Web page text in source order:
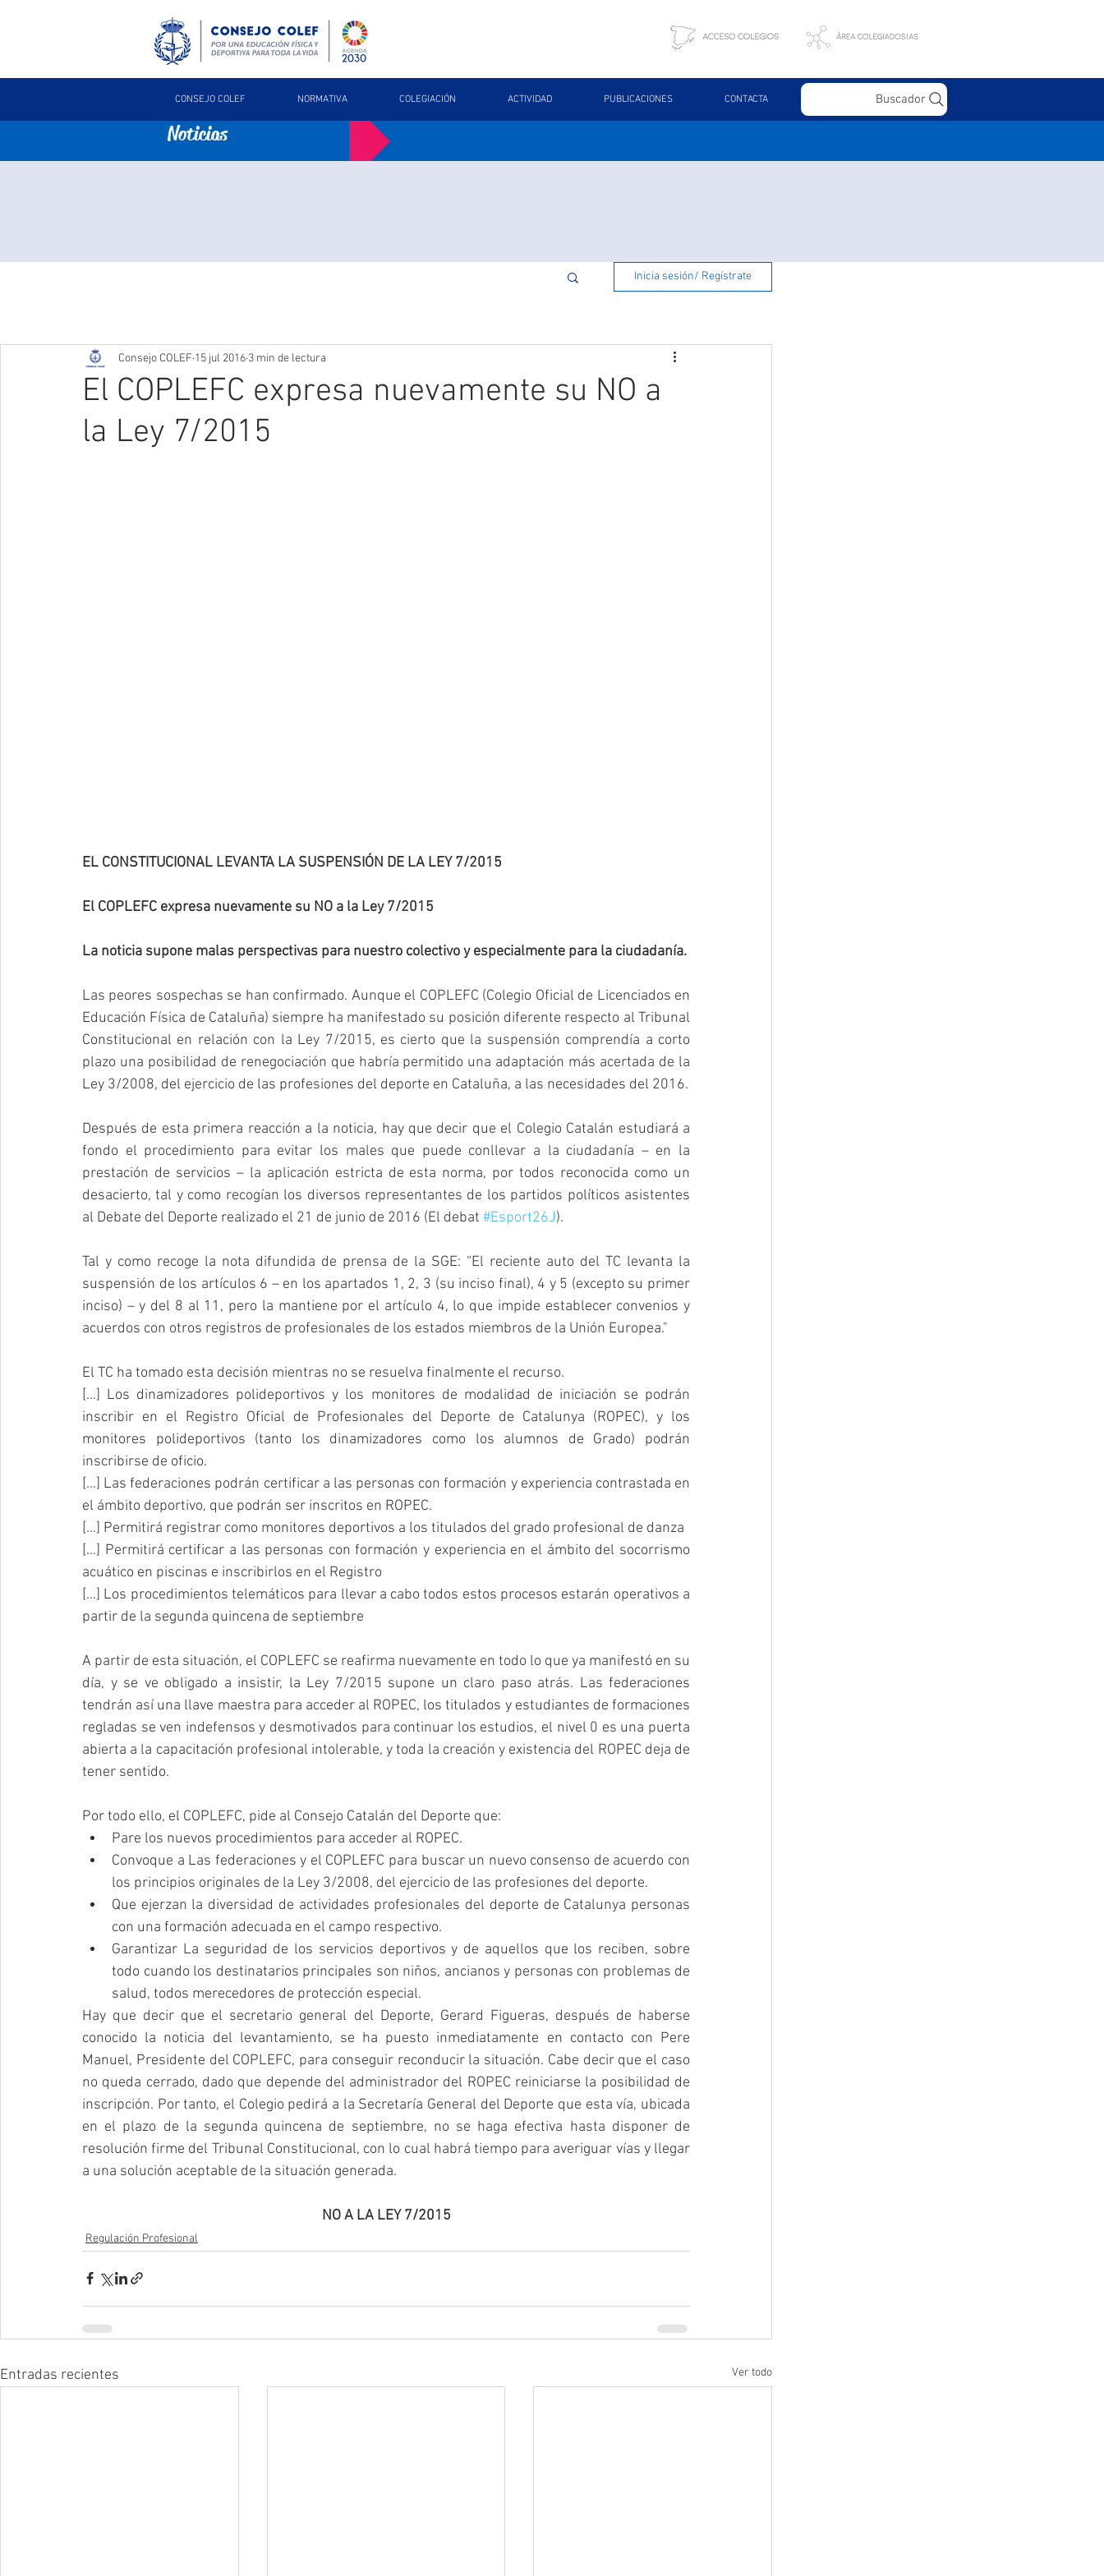
CONSEJO COLEF NORMATIVA COLEGIACIÓN ACTIVIDAD PUBLICACIONES CONTACTA Buscador
Noticias
Inicia sesión/ Regístrate
El COPLEFC expresa nuevamente su NO a
la Ley 7/2015
Consejo COLEF 15 jul 2016 3 min de lectura
EL CONSTITUCIONAL LEVANTA LA SUSPENSIÓN DE LA LEY 7/2015
El COPLEFC expresa nuevamente su NO a la Ley 7/2015
La noticia supone malas perspectivas para nuestro colectivo y especialmente para la ciudadanía.
Las peores sospechas se han confirmado. Aunque el COPLEFC (Colegio Oficial de Licenciados en
Educación Física de Cataluña) siempre ha manifestado su posición diferente respecto al Tribunal
Constitucional en relación con la Ley 7/2015, es cierto que la suspensión comprendía a corto
plazo una posibilidad de renegociación que habría permitido una adaptación más acertada de la
Ley 3/2008, del ejercicio de las profesiones del deporte en Cataluña, a las necesidades del 2016.
Después de esta primera reacción a la noticia, hay que decir que el Colegio Catalán estudiará a
fondo el procedimiento para evitar los males que puede conllevar a la ciudadanía – en la
prestación de servicios – la aplicación estricta de esta norma, por todos reconocida como un
desacierto, tal y como recogían los diversos representantes de los partidos políticos asistentes
al Debate del Deporte realizado el 21 de junio de 2016 (El debat #Esport26J).
Tal y como recoge la nota difundida de prensa de la SGE: “El reciente auto del TC levanta la
suspensión de los artículos 6 – en los apartados 1, 2, 3 (su inciso final), 4 y 5 (excepto su primer
inciso) – y del 8 al 11, pero la mantiene por el artículo 4, lo que impide establecer convenios y
acuerdos con otros registros de profesionales de los estados miembros de la Unión Europea."
El TC ha tomado esta decisión mientras no se resuelva finalmente el recurso.
[…] Los dinamizadores polideportivos y los monitores de modalidad de iniciación se podrán
inscribir en el Registro Oficial de Profesionales del Deporte de Catalunya (ROPEC), y los
monitores polideportivos (tanto los dinamizadores como los alumnos de Grado) podrán
inscribirse de oficio.
[…] Las federaciones podrán certificar a las personas con formación y experiencia contrastada en
el ámbito deportivo, que podrán ser inscritos en ROPEC.
[…] Permitirá registrar como monitores deportivos a los titulados del grado profesional de danza
[…] Permitirá certificar a las personas con formación y experiencia en el ámbito del socorrismo
acuático en piscinas e inscribirlos en el Registro
[…] Los procedimientos telemáticos para llevar a cabo todos estos procesos estarán operativos a
partir de la segunda quincena de septiembre
A partir de esta situación, el COPLEFC se reafirma nuevamente en todo lo que ya manifestó en su
día, y se ve obligado a insistir, la Ley 7/2015 supone un claro paso atrás. Las federaciones
tendrán así una llave maestra para acceder al ROPEC, los titulados y estudiantes de formaciones
regladas se ven indefensos y desmotivados para continuar los estudios, el nivel 0 es una puerta
abierta a la capacitación profesional intolerable, y toda la creación y existencia del ROPEC deja de
tener sentido.
Por todo ello, el COPLEFC, pide al Consejo Catalán del Deporte que:
Pare los nuevos procedimientos para acceder al ROPEC.
Convoque a Las federaciones y el COPLEFC para buscar un nuevo consenso de acuerdo con
los principios originales de la Ley 3/2008, del ejercicio de las profesiones del deporte.
Que ejerzan la diversidad de actividades profesionales del deporte de Catalunya personas
con una formación adecuada en el campo respectivo.
Garantizar La seguridad de los servicios deportivos y de aquellos que los reciben, sobre
todo cuando los destinatarios principales son niños, ancianos y personas con problemas de
salud, todos merecedores de protección especial.
Hay que decir que el secretario general del Deporte, Gerard Figueras, después de haberse
conocido la noticia del levantamiento, se ha puesto inmediatamente en contacto con Pere
Manuel, Presidente del COPLEFC, para conseguir reconducir la situación. Cabe decir que el caso
no queda cerrado, dado que depende del administrador del ROPEC reiniciarse la posibilidad de
inscripción. Por tanto, el Colegio pedirá a la Secretaría General del Deporte que esta vía, ubicada
en el plazo de la segunda quincena de septiembre, no se haga efectiva hasta disponer de
resolución firme del Tribunal Constitucional, con lo cual habrá tiempo para averiguar vías y llegar
a una solución aceptable de la situación generada.
NO A LA LEY 7/2015
Regulación Profesional
Entradas recientes Ver todo